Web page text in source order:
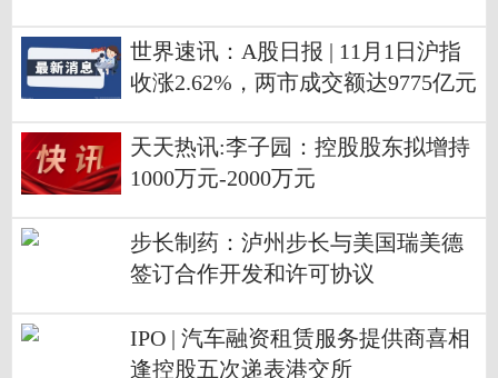
世界速讯：A股日报 | 11月1日沪指
收涨2.62%，两市成交额达9775亿元
天天热讯:李子园：控股股东拟增持
1000万元-2000万元
步长制药：泸州步长与美国瑞美德
签订合作开发和许可协议
IPO | 汽车融资租赁服务提供商喜相
逢控股五次递表港交所